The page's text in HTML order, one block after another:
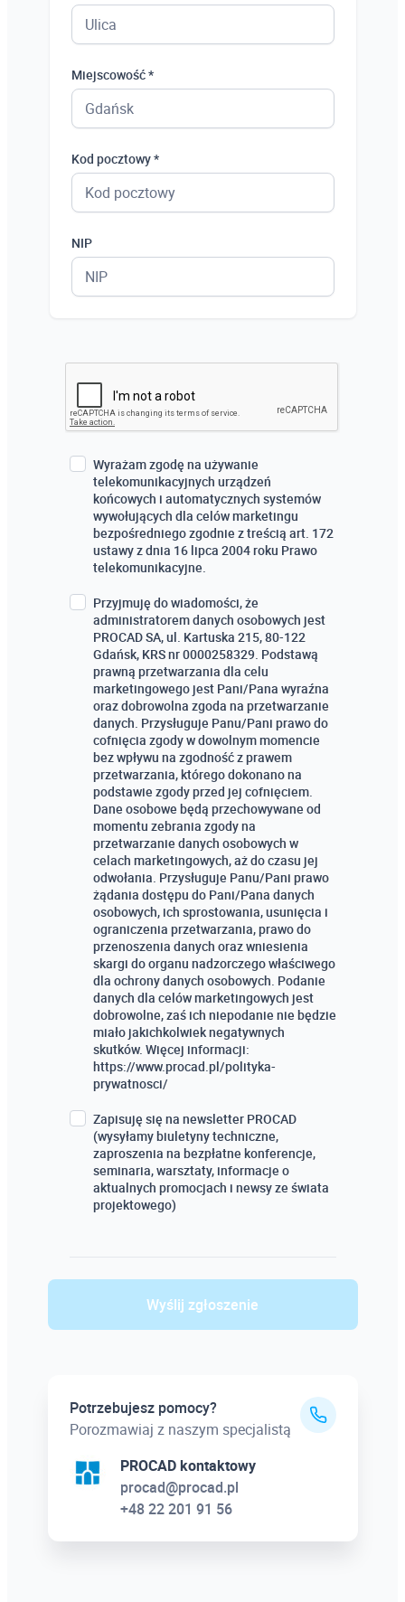
Miejscowość *
Kod pocztowy *
NIP
Wyrażam zgodę na używanie
telekomunikacyjnych urządzeń
końcowych i automatycznych systemów
wywołujących dla celów marketingu
bezpośredniego zgodnie z treścią art. 172
ustawy z dnia 16 lipca 2004 roku Prawo
telekomunikacyjne.
Przyjmuję do wiadomości, że
administratorem danych osobowych jest
PROCAD SA, ul. Kartuska 215, 80-122
Gdańsk, KRS nr 0000258329. Podstawą
prawną przetwarzania dla celu
marketingowego jest Pani/Pana wyraźna
oraz dobrowolna zgoda na przetwarzanie
danych. Przysługuje Panu/Pani prawo do
cofnięcia zgody w dowolnym momencie
bez wpływu na zgodność z prawem
przetwarzania, którego dokonano na
podstawie zgody przed jej cofnięciem.
Dane osobowe będą przechowywane od
momentu zebrania zgody na
przetwarzanie danych osobowych w
celach marketingowych, aż do czasu jej
odwołania. Przysługuje Panu/Pani prawo
żądania dostępu do Pani/Pana danych
osobowych, ich sprostowania, usunięcia i
ograniczenia przetwarzania, prawo do
przenoszenia danych oraz wniesienia
skargi do organu nadzorczego właściwego
dla ochrony danych osobowych. Podanie
danych dla celów marketingowych jest
dobrowolne, zaś ich niepodanie nie będzie
miało jakichkolwiek negatywnych
skutków. Więcej informacji:
https://www.procad.pl/polityka-
prywatnosci/
Zapisuję się na newsletter PROCAD
(wysyłamy biuletyny techniczne,
zaproszenia na bezpłatne konferencje,
seminaria, warsztaty, informacje o
aktualnych promocjach i newsy ze świata
projektowego)
Wyślij zgłoszenie
Potrzebujesz pomocy?
Porozmawiaj z naszym specjalistą
PROCAD kontaktowy
procad@procad.pl
+48 22 201 91 56